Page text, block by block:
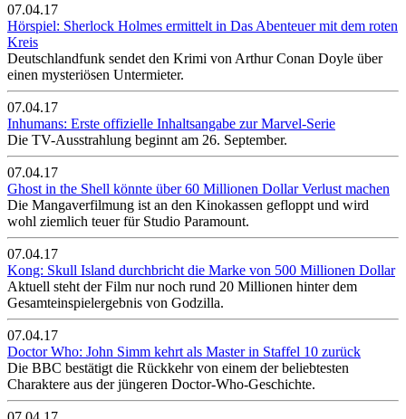
07.04.17
Hörspiel: Sherlock Holmes ermittelt in Das Abenteuer mit dem roten
Kreis
Deutschlandfunk sendet den Krimi von Arthur Conan Doyle über
einen mysteriösen Untermieter.
07.04.17
Inhumans: Erste offizielle Inhaltsangabe zur Marvel-Serie
Die TV-Ausstrahlung beginnt am 26. September.
07.04.17
Ghost in the Shell könnte über 60 Millionen Dollar Verlust machen
Die Mangaverfilmung ist an den Kinokassen gefloppt und wird
wohl ziemlich teuer für Studio Paramount.
07.04.17
Kong: Skull Island durchbricht die Marke von 500 Millionen Dollar
Aktuell steht der Film nur noch rund 20 Millionen hinter dem
Gesamteinspielergebnis von Godzilla.
07.04.17
Doctor Who: John Simm kehrt als Master in Staffel 10 zurück
Die BBC bestätigt die Rückkehr von einem der beliebtesten
Charaktere aus der jüngeren Doctor-Who-Geschichte.